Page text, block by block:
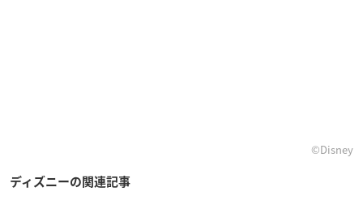
©Disney
ディズニーの関連記事